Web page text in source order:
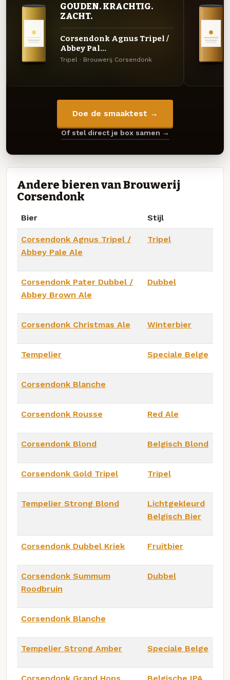
GOUDEN. KRACHTIG.
ZACHT.
Corsendonk Agnus Tripel /
Abbey Pal...
Tripel · Brouwerij Corsendonk
Doe de smaaktest →
Of stel direct je box samen →
Andere bieren van Brouwerij
Corsendonk
Bier Stijl
Corsendonk Agnus Tripel /
Abbey Pale Ale
Tripel
Corsendonk Pater Dubbel /
Abbey Brown Ale
Dubbel
Corsendonk Christmas Ale Winterbier
Tempelier Speciale Belge
Corsendonk Blanche
Corsendonk Rousse Red Ale
Corsendonk Blond Belgisch Blond
Corsendonk Gold Tripel Tripel
Tempelier Strong Blond
Lichtgekleurd
Belgisch Bier
Corsendonk Dubbel Kriek Fruitbier
Corsendonk Summum
Roodbruin
Dubbel
Corsendonk Blanche
Tempelier Strong Amber Speciale Belge
Corsendonk Grand Hops Belgische IPA